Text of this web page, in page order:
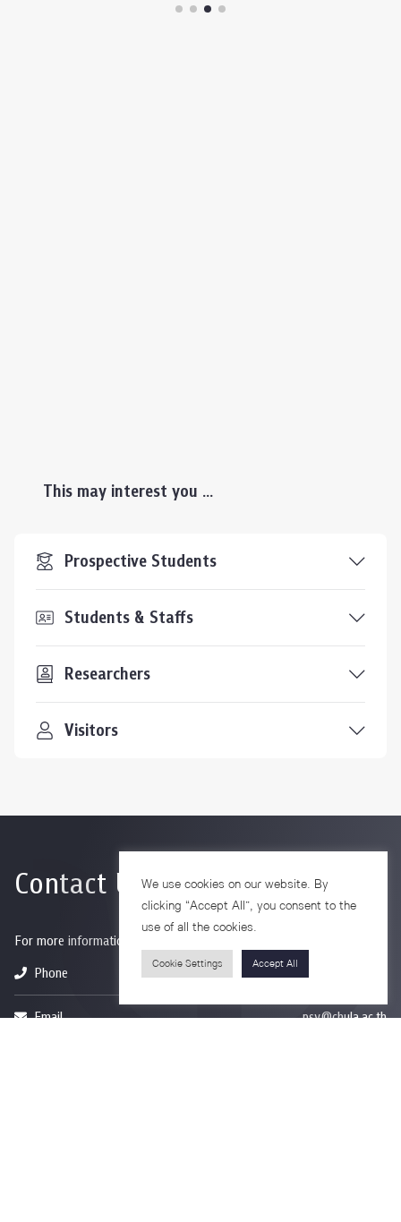
This may interest you ...
Prospective Students
Students & Staffs
Researchers
Visitors
Contact Us
For more information please contact
Phone
+66-2218-1185
Email psy@chula.ac.th
We use cookies on our website. By
clicking “Accept All”, you consent to the
use of all the cookies.
Cookie Settings Accept All